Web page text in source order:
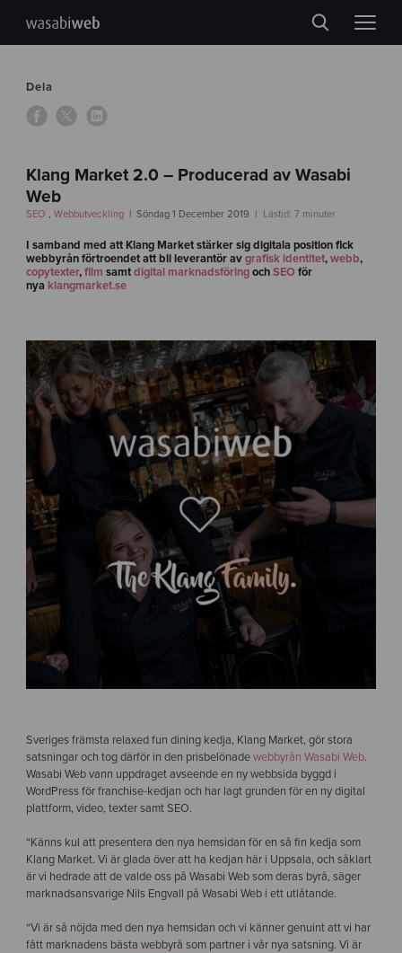
Dela
Klang Market 2.0 – Producerad av Wasabi
Web
SEO Webbutveckling Söndag 1 December 2019 Lästid: 7 minuter
I samband med att Klang Market stärker sig digitala position fick
webbyrån förtroendet att bli leverantör avgrafisk identitet,webb,
copytexter,film samtdigital marknadsföringochSEOför
nya klangmarket.se
Sveriges främsta relaxed fun dining kedja, Klang Market, gör stora
satsningar och tog därför in den prisbelönadewebbyrån Wasabi Web.
Wasabi Web vann uppdraget avseende en ny webbsida byggd i
WordPress för franchise-kedjan och har lagt grunden för en ny digital
plattform, video, texter samt SEO.
“Känns kul att presentera den nya hemsidan för en så fin kedja som
Klang Market. Vi är glada över att ha kedjan här i Uppsala, och såklart
är vi hedrade att de valde oss på Wasabi Web som deras byrå, säger
marknadsansvarige Nils Engvall på Wasabi Web i ett utlåtande.
“Vi är så nöjda med den nya hemsidan och vi känner genuint att vi har
fått marknadens bästa webbyrå som partner i vår nya satsning. Vi är